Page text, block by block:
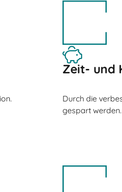
Zeit- und
Durch die
gespart werden.